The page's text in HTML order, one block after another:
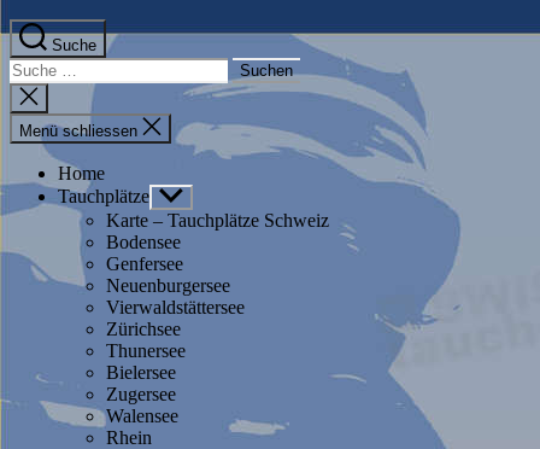
Suche
Suche
nach:
Suche
schliessen
Menü schliessen
Home
Tauchplätze Untermenü
anzeigen
Karte – Tauchplätze Schweiz
Bodensee
Genfersee
Neuenburgersee
Vierwaldstättersee
Zürichsee
Thunersee
Bielersee
Zugersee
Walensee
Rhein